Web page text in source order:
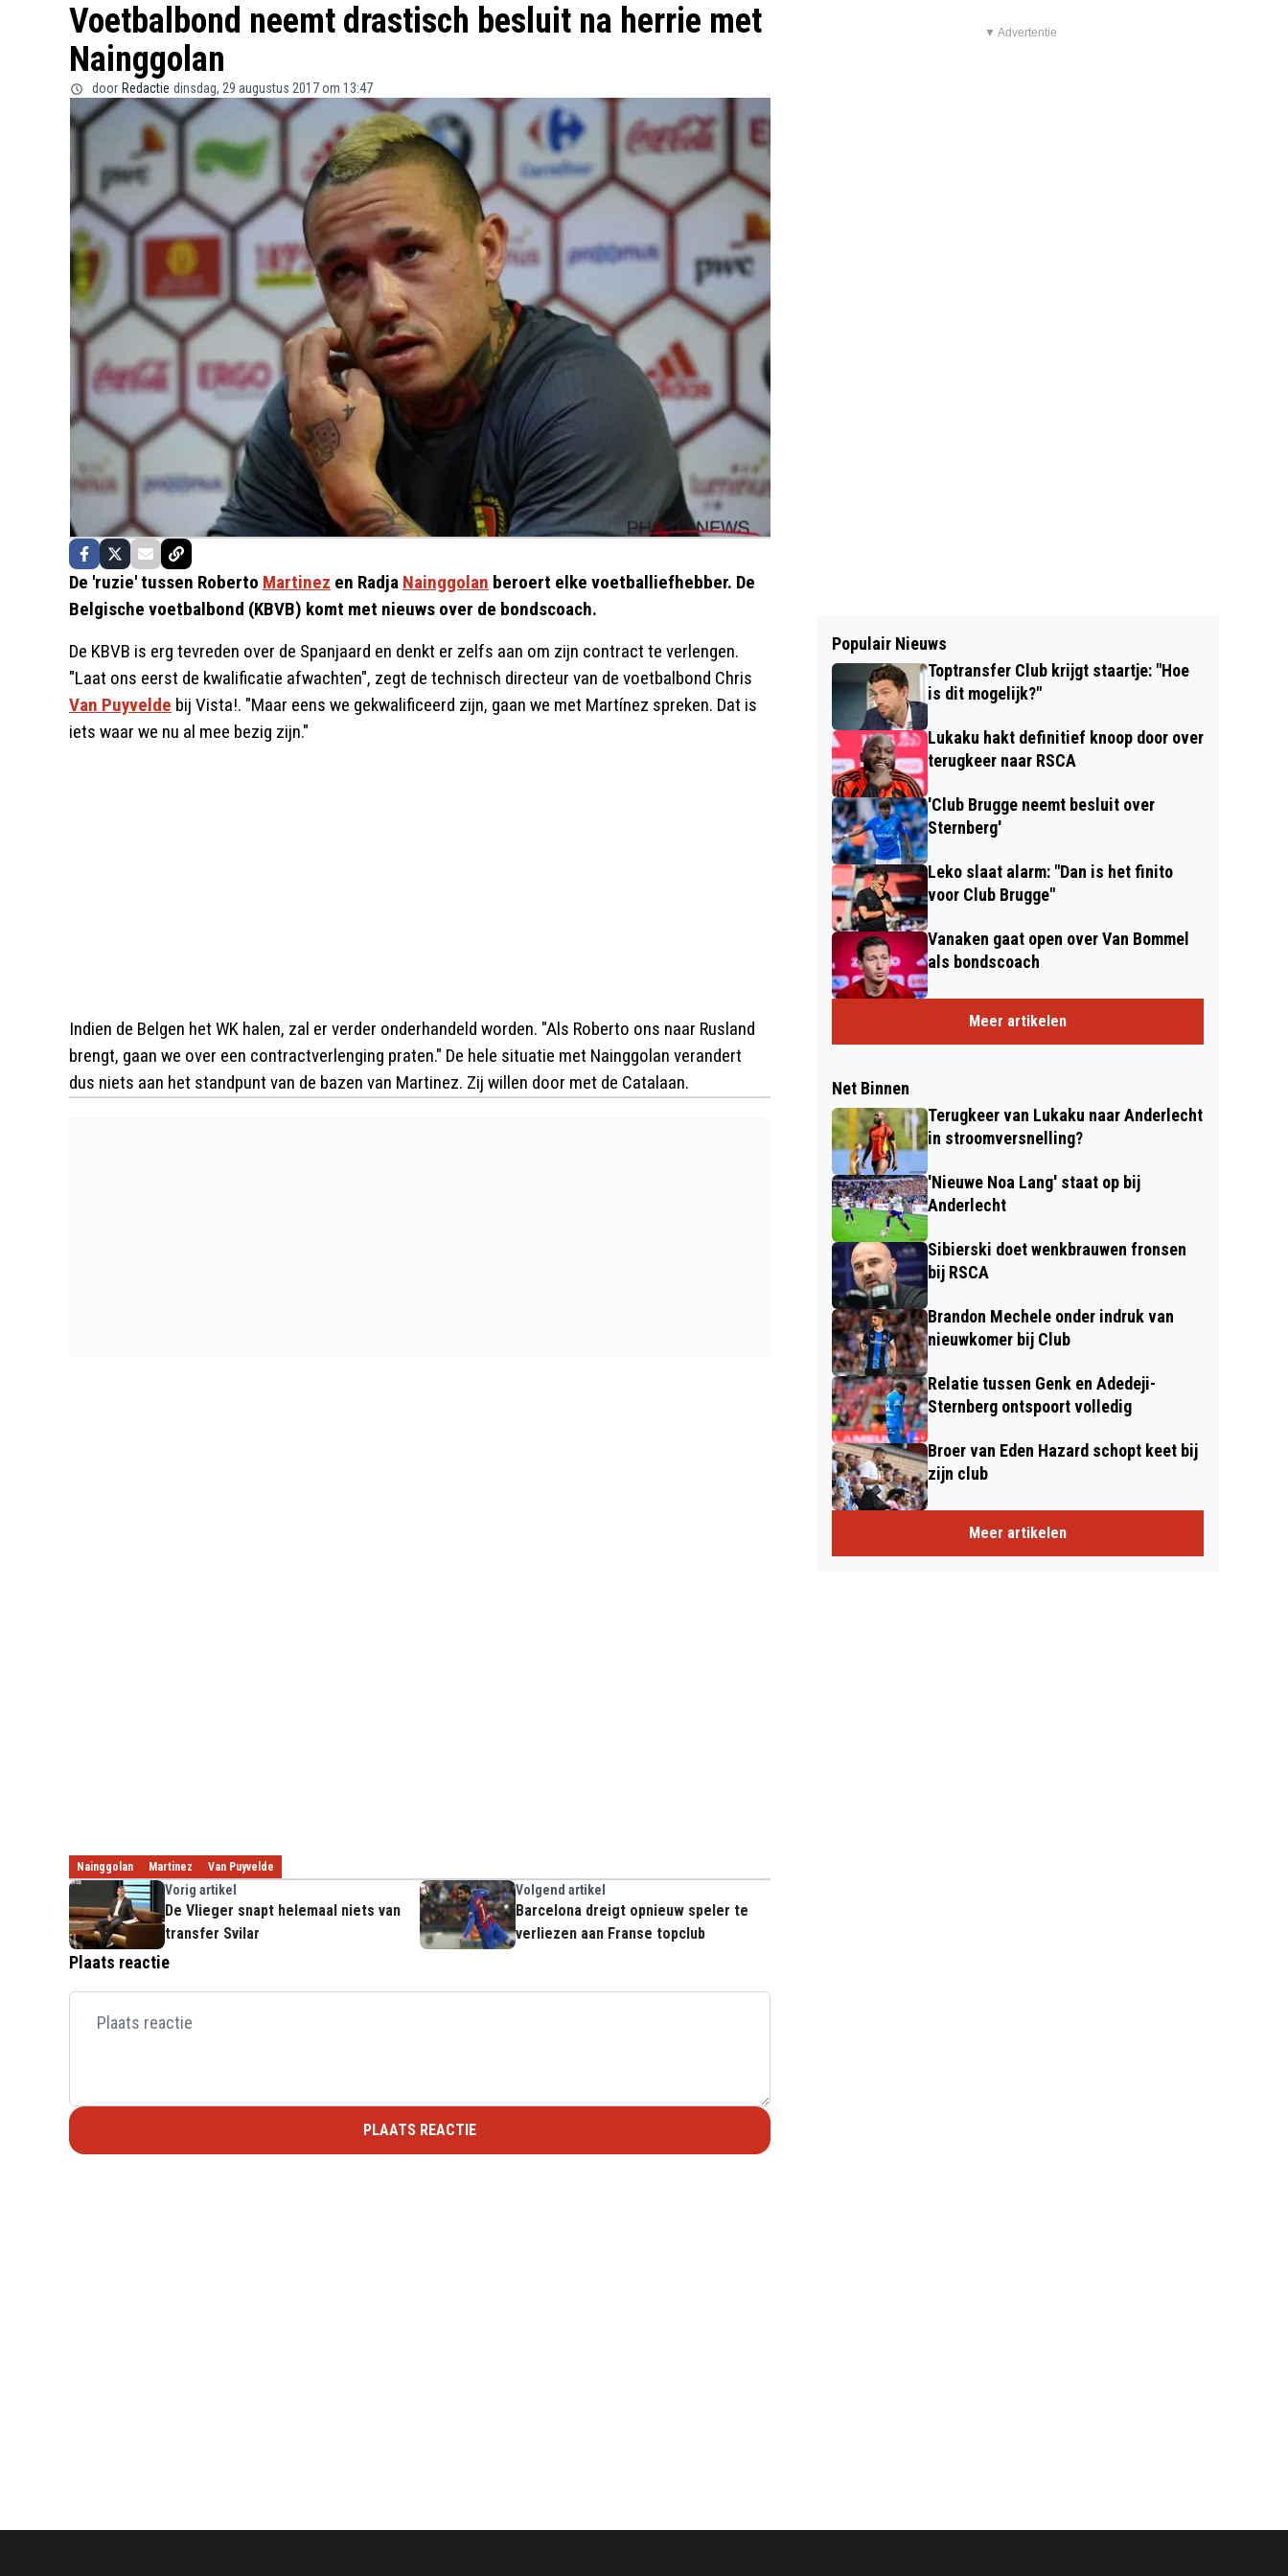
Voetbalbond neemt drastisch besluit na herrie met
Nainggolan
door Redactie dinsdag, 29 augustus 2017 om 13:47
De 'ruzie' tussen Roberto Martinez en Radja Nainggolan beroert elke voetballiefhebber. De
Belgische voetbalbond (KBVB) komt met nieuws over de bondscoach.
De KBVB is erg tevreden over de Spanjaard en denkt er zelfs aan om zijn contract te verlengen.
"Laat ons eerst de kwalificatie afwachten", zegt de technisch directeur van de voetbalbond Chris
Van Puyvelde bij Vista!. "Maar eens we gekwalificeerd zijn, gaan we met Martínez spreken. Dat is
iets waar we nu al mee bezig zijn."
Indien de Belgen het WK halen, zal er verder onderhandeld worden. "Als Roberto ons naar Rusland
brengt, gaan we over een contractverlenging praten." De hele situatie met Nainggolan verandert
dus niets aan het standpunt van de bazen van Martinez. Zij willen door met de Catalaan.
Nainggolan Martinez Van Puyvelde
Vorig artikel
De Vlieger snapt helemaal niets van
transfer Svilar
Volgend artikel
Barcelona dreigt opnieuw speler te
verliezen aan Franse topclub
Plaats reactie
PLAATS REACTIE
▼ Advertentie
Populair Nieuws
Toptransfer Club krijgt staartje: "Hoe
is dit mogelijk?"
Lukaku hakt definitief knoop door over
terugkeer naar RSCA
'Club Brugge neemt besluit over
Sternberg'
Leko slaat alarm: "Dan is het finito
voor Club Brugge"
Vanaken gaat open over Van Bommel
als bondscoach
Meer artikelen
Net Binnen
Terugkeer van Lukaku naar Anderlecht
in stroomversnelling?
'Nieuwe Noa Lang' staat op bij
Anderlecht
Sibierski doet wenkbrauwen fronsen
bij RSCA
Brandon Mechele onder indruk van
nieuwkomer bij Club
Relatie tussen Genk en Adedeji-
Sternberg ontspoort volledig
Broer van Eden Hazard schopt keet bij
zijn club
Meer artikelen